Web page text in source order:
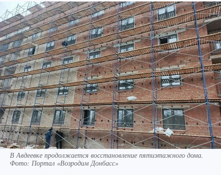
В Авдеевке продолжается восстановление пятиэтажного дома.
Фото: Портал «Возродим Донбасс»